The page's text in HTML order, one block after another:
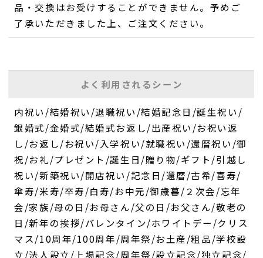
品・交換はお受けすることができません。予めご
了承いただきました上、ご注文ください。
よく利用されるシーン
内祝い/結婚祝い/退職祝い/結婚記念日/誕生祝い/
銀婚式/金婚式/結婚式お返し/出産祝い/お祝い返
し/お返し/お祝い/入学祝い/就職祝い/還暦祝い/御
祝/お礼/プレゼント/誕生日/贈り物/ギフト/引越し
祝い/新築祝い/開店祝い/記念日/還暦/古希/喜寿/
傘寿/米寿/卒寿/白寿/お中元/御歳暮/２次会/忘年
会/家族/母の日/お母さん/父の日/お父さん/敬老の
日/新年の挨拶/バレンタイン/ホワイトデー/クリス
マス/10周年/100周年/周年祭/お土産/粗品/学校設
立/法人設立/上場記念/周年祭/設立記念/独立記念/